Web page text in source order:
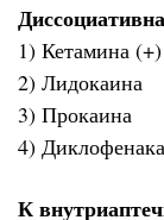
1) Кетамина (+)
2) Лидокаина
3) Прокаина
4) Диклофенака
К